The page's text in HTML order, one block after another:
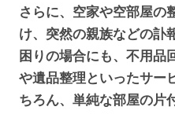
さらに、空家や空部屋の
け、突然の親族などの訃
困りの場合にも、不用品
や遺品整理といったサー
ちろん、単純な部屋の片